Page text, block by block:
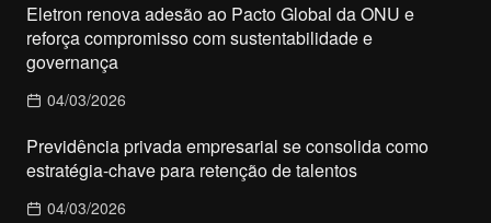
Eletron renova adesão ao Pacto Global da ONU e
reforça compromisso com sustentabilidade e
governança
04/03/2026
Previdência privada empresarial se consolida como
estratégia-chave para retenção de talentos
04/03/2026